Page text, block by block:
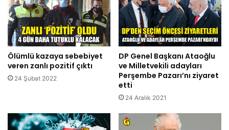
Ölümlü kazaya sebebiyet
veren zanlı pozitif çıktı
24 Şubat 2022
DP Genel Başkanı Ataoğlu
ve Milletvekili adayları
Perşembe Pazarı’nı ziyaret
etti
24 Aralık 2021